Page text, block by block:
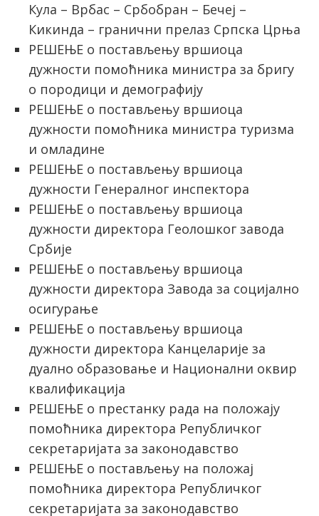
Кула – Врбас – Србобран – Бечеј –
Кикинда – гранични прелаз Српска Црња
РЕШЕЊЕ о постављењу вршиоца
дужности помоћника министра за бригу
о породици и демографију
РЕШЕЊЕ о постављењу вршиоца
дужности помоћника министра туризма
и омладине
РЕШЕЊЕ о постављењу вршиоца
дужности Генералног инспектора
РЕШЕЊЕ о постављењу вршиоца
дужности директора Геолошког завода
Србије
РЕШЕЊЕ о постављењу вршиоца
дужности директора Завода за социјално
осигурање
РЕШЕЊЕ о постављењу вршиоца
дужности директора Канцеларије за
дуално образовање и Национални оквир
квалификација
РЕШЕЊЕ о престанку рада на положају
помоћника директора Републичког
секретаријата за законодавство
РЕШЕЊЕ о постављењу на положај
помоћника директора Републичког
секретаријата за законодавство